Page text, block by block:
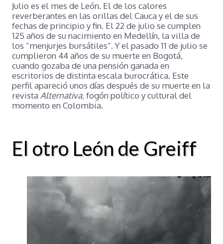
Julio es el mes de León. El de los calores
reverberantes en las orillas del Cauca y el de sus
fechas de principio y fin. El 22 de julio se cumplen
125 años de su nacimiento en Medellín, la villa de
los “menjurjes bursátiles”. Y el pasado 11 de julio se
cumplieron 44 años de su muerte en Bogotá,
cuando gozaba de una pensión ganada en
escritorios de distinta escala burocrática. Este
perfil apareció unos días después de su muerte en la
revista Alternativa, fogón político y cultural del
momento en Colombia.
El otro León de Greiff